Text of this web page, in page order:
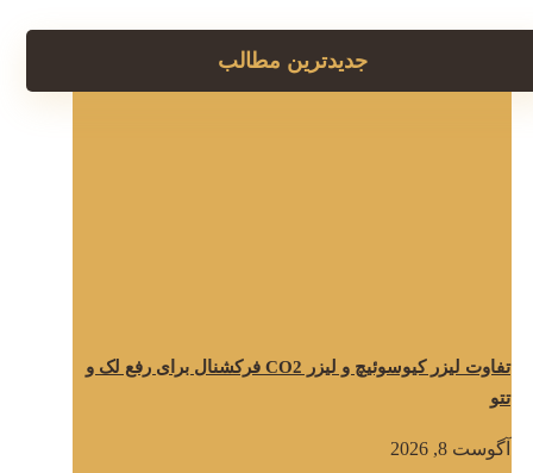
جدیدترین مطالب
تفاوت لیزر کیوسوئیچ و لیزر CO2 فرکشنال برای رفع لک و
تتو
آگوست 8, 2026